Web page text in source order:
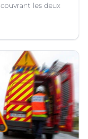
les deux